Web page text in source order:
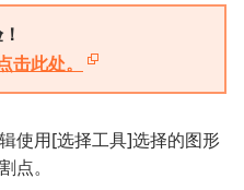
此处。
使用[选择工具]选择的图形
点。